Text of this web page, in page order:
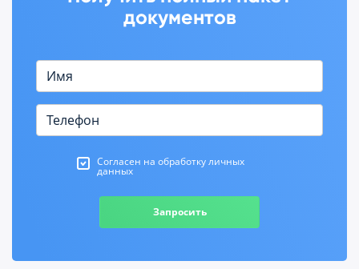
документов
Согласен на обработку личных
данных
Запросить